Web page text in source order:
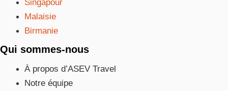
Singapour
Malaisie
Birmanie
Qui sommes-nous
À propos d’ASEV Travel
Notre équipe